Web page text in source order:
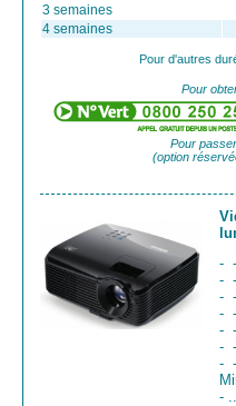
3 semaines
4 semaines
Pour d'autres
Pour
Pour
(option
- -
- -
- -
- -
- -
- -
- -
-